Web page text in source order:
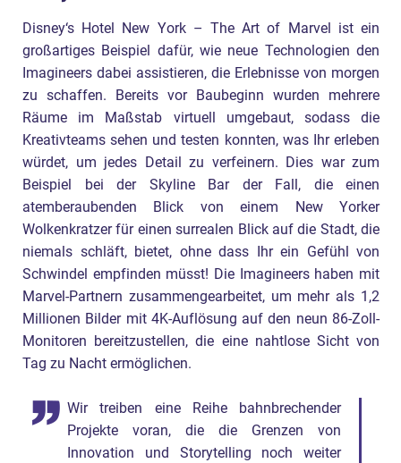
Disney‘s Hotel New York – The Art of Marvel ist ein
großartiges Beispiel dafür, wie neue Technologien den
Imagineers dabei assistieren, die Erlebnisse von morgen
zu schaffen. Bereits vor Baubeginn wurden mehrere
Räume im Maßstab virtuell umgebaut, sodass die
Kreativteams sehen und testen konnten, was Ihr erleben
würdet, um jedes Detail zu verfeinern. Dies war zum
Beispiel bei der Skyline Bar der Fall, die einen
atemberaubenden Blick von einem New Yorker
Wolkenkratzer für einen surrealen Blick auf die Stadt, die
niemals schläft, bietet, ohne dass Ihr ein Gefühl von
Schwindel empfinden müsst! Die Imagineers haben mit
Marvel-Partnern zusammengearbeitet, um mehr als 1,2
Millionen Bilder mit 4K-Auflösung auf den neun 86-Zoll-
Monitoren bereitzustellen, die eine nahtlose Sicht von
Tag zu Nacht ermöglichen.
Wir treiben eine Reihe bahnbrechender
Projekte voran, die die Grenzen von
Innovation und Storytelling noch weiter